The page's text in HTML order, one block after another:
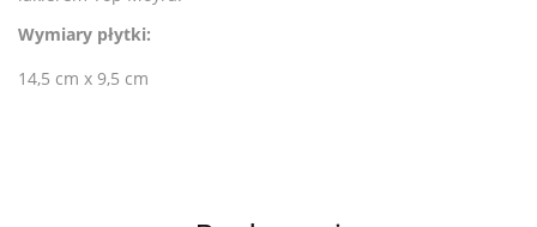
Wymiary płytki:
14,5 cm x 9,5 cm